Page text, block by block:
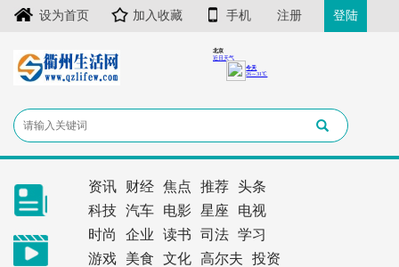
设为首页 加入收藏 手机 注册 登陆
资讯 财经 焦点 推荐
头条
科技
汽车 电影 星座
电视
时尚
企业 读书 司法
学习
游戏
美食 文化 高尔夫
投资